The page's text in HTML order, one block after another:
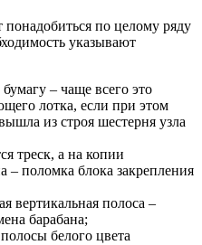
по целому ряду
указывают
– чаще всего это
лотка, если при этом
из строя шестерня узла
треск, а на копии
– поломка блока закрепления
вертикальная полоса –
барабана;
белого цвета